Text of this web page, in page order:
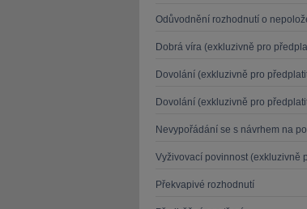
Odůvodnění rozhodnutí o
Dobrá víra (exkluzivně pro
Dovolání (exkluzivně pro
Dovolání (exkluzivně pro
Nevypořádání se s návrhem na
Vyživovací povinnost (exkluzivně
Překvapivé rozhodnutí
JUDr. Tomáš Nielsen